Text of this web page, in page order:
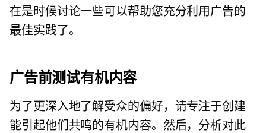
在是时候讨论一些可以帮助您充分利用广告的
最佳实践了。
广告前测试有机内容
为了更深入地了解受众的偏好，请专注于创建
能引起他们共鸣的有机内容。然后，分析对此